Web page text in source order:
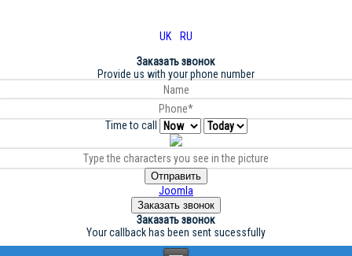
UK
RU
Заказать звонок
Provide us with your phone number
Time to call
Отправить
Joomla
Заказать звонок
Заказать звонок
Your callback has been sent sucessfully